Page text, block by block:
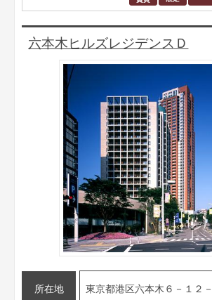
六本木ヒルズレジデンスＤ
所在地 東京都港区六本木６－１２